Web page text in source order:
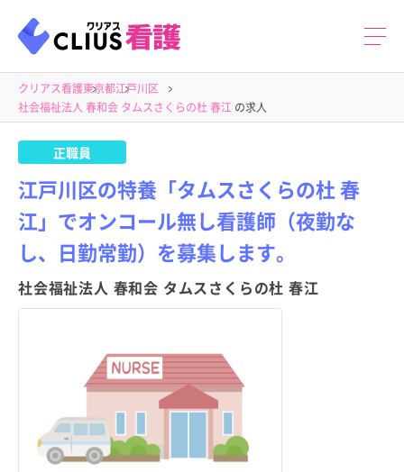
クリアス看護東京都江戸川区
社会福祉法人 春和会 タムスさくらの杜 春江 の求人
正職員
江戸川区の特養「タムスさくらの杜 春
江」でオンコール無し看護師（夜勤な
し、日勤常勤）を募集します。
社会福祉法人 春和会 タムスさくらの杜 春江